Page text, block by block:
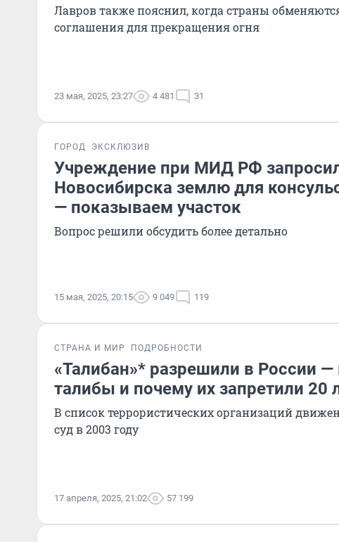
Лавров также пояснил, когда страны
соглашения для прекращения огня
23 мая, 2025, 23:27 4 481 31
ГОРОД ЭКСКЛЮЗИВ
Учреждение при МИД РФ
Новосибирска землю для
— показываем участок
Вопрос решили обсудить более детально
15 мая, 2025, 20:15 9 049 119
СТРАНА И МИР ПОДРОБНОСТИ
«Талибан»* разрешили в России —
талибы и почему их запретили 20
В список террористических организаций
суд в 2003 году
17 апреля, 2025, 21:02 57 199